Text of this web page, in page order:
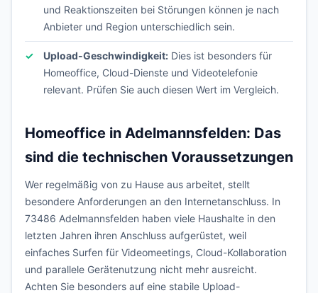
und Reaktionszeiten bei Störungen können je nach
Anbieter und Region unterschiedlich sein.
Upload-Geschwindigkeit: Dies ist besonders für
Homeoffice, Cloud-Dienste und Videotelefonie
relevant. Prüfen Sie auch diesen Wert im Vergleich.
Homeoffice in Adelmannsfelden: Das
sind die technischen Voraussetzungen
Wer regelmäßig von zu Hause aus arbeitet, stellt
besondere Anforderungen an den Internetanschluss. In
73486 Adelmannsfelden haben viele Haushalte in den
letzten Jahren ihren Anschluss aufgerüstet, weil
einfaches Surfen für Videomeetings, Cloud-Kollaboration
und parallele Gerätenutzung nicht mehr ausreicht.
Achten Sie besonders auf eine stabile Upload-